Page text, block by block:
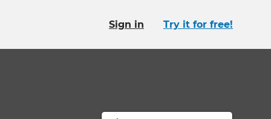
Sign in Try it for free!